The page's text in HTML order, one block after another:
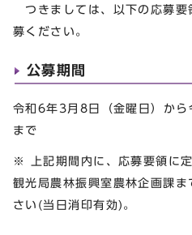
つきましては、以下の応募要
募ください。
公募期間
令和6年3月8日（金曜日）から
まで
※ 上記期間内に、応募要領に
観光局農林振興室農林企画課
さい(当日消印有効)。